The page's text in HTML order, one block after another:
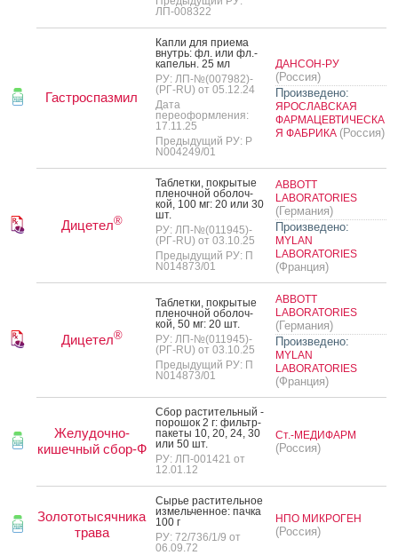
ЛП-008322
Гастроспазмил
Кап­ли для при­ема
внутрь: фл. или фл.-
ка­пельн. 25 мл
РУ: ЛП-№(007982)-
(РГ-RU) от 05.12.24
Дата
переоформления:
17.11.25
Предыдущий РУ: Р
N004249/01
ДАНСОН-РУ
(Россия)
Произведено:
ЯРОСЛАВСКАЯ
ФАРМАЦЕВТИЧЕСКА
Я ФАБРИКА (Россия)
Дицетел®
Таб­летки, пок­ры­тые
пле­ноч­ной обо­лоч­
кой, 100 мг: 20 или 30
шт.
РУ: ЛП-№(011945)-
(РГ-RU) от 03.10.25
Предыдущий РУ: П
N014873/01
ABBOTT
LABORATORIES
(Германия)
Произведено:
MYLAN
LABORATORIES
(Франция)
Дицетел®
Таб­летки, пок­ры­тые
пле­ноч­ной обо­лоч­
кой, 50 мг: 20 шт.
РУ: ЛП-№(011945)-
(РГ-RU) от 03.10.25
Предыдущий РУ: П
N014873/01
ABBOTT
LABORATORIES
(Германия)
Произведено:
MYLAN
LABORATORIES
(Франция)
Желудочно-
кишечный сбор-Ф
Сбор рас­ти­тель­ный -
по­рошок 2 г: филь­тр-
па­кеты 10, 20, 24, 30
или 50 шт.
РУ: ЛП-001421 от
12.01.12
Ст.-МЕДИФАРМ
(Россия)
Золототысячника
трава
Сырье рас­ти­тель­ное
из­мель­чен­ное: пач­ка
100 г
РУ: 72/736/1/9 от
06.09.72
НПО МИКРОГЕН
(Россия)